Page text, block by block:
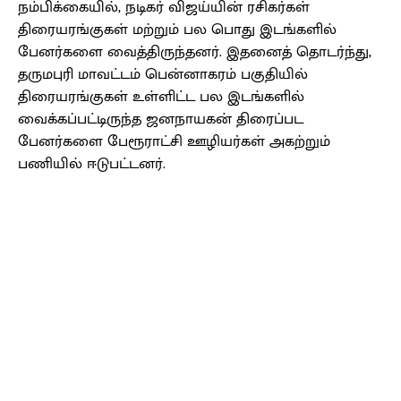
நம்பிக்கையில், நடிகர் விஜய்யின் ரசிகர்கள்
திரையரங்குகள் மற்றும் பல பொது இடங்களில்
பேனர்களை வைத்திருந்தனர். இதனைத் தொடர்ந்து,
தருமபுரி மாவட்டம் பென்னாகரம் பகுதியில்
திரையரங்குகள் உள்ளிட்ட பல இடங்களில்
வைக்கப்பட்டிருந்த ஜனநாயகன் திரைப்பட
பேனர்களை பேரூராட்சி ஊழியர்கள் அகற்றும்
பணியில் ஈடுபட்டனர்.